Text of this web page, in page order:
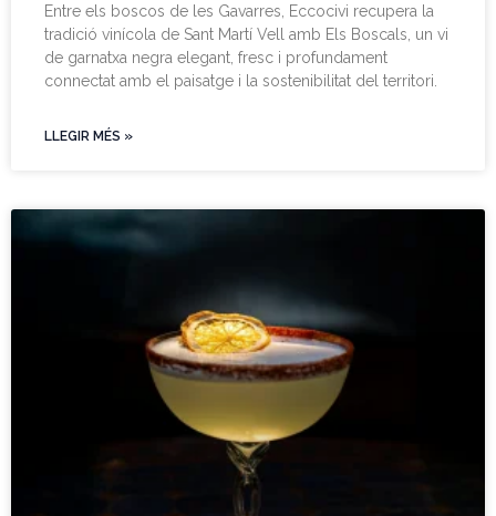
Entre els boscos de les Gavarres, Eccocivi recupera la
tradició vinícola de Sant Martí Vell amb Els Boscals, un vi
de garnatxa negra elegant, fresc i profundament
connectat amb el paisatge i la sostenibilitat del territori.
LLEGIR MÉS »